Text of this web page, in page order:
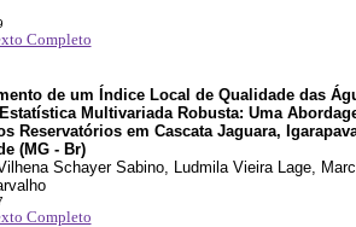
Completo
de um Índice Local de Qualidade das
Multivariada Robusta: Uma
Reservatórios em Cascata Jaguara,
(MG - Br)
Schayer Sabino, Ludmila Vieira Lage,
Completo